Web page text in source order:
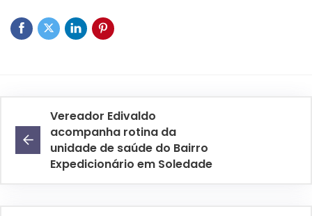
Vereador Edivaldo
acompanha rotina da
unidade de saúde do Bairro
Expedicionário em Soledade